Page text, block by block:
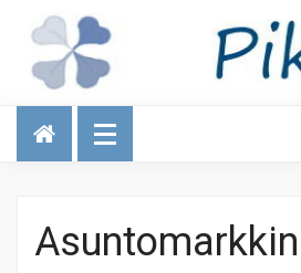
Talous